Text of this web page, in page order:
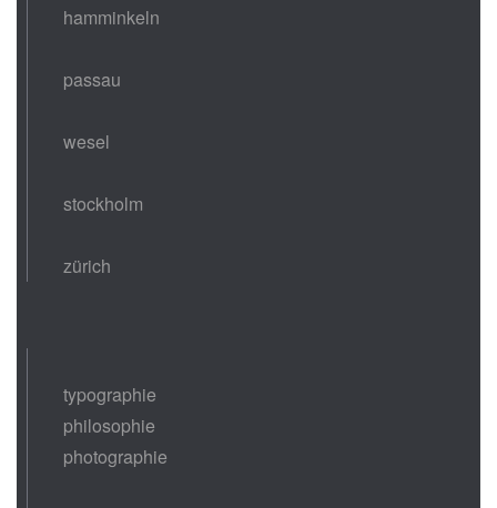
hamminkeln
passau
wesel
stockholm
zürich
typographie
philosophie
photographie